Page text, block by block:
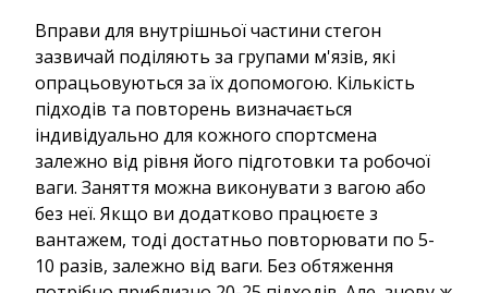
Вправи для внутрішньої частини стегон
зазвичай поділяють за групами м'язів, які
опрацьовуються за їх допомогою. Кількість
підходів та повторень визначається
індивідуально для кожного спортсмена
залежно від рівня його підготовки та робочої
ваги. Заняття можна виконувати з вагою або
без неї. Якщо ви додатково працюєте з
вантажем, тоді достатньо повторювати по 5-
10 разів, залежно від ваги. Без обтяження